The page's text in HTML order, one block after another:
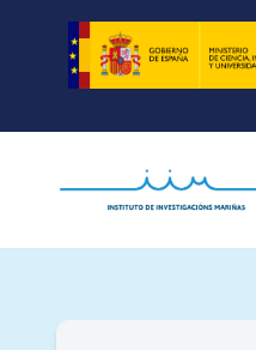
Saltar
contido